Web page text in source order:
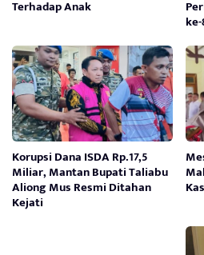
Terhadap Anak
Korupsi Dana ISDA Rp.17,5
Miliar, Mantan Bupati Taliabu
Aliong Mus Resmi Ditahan
Kejati